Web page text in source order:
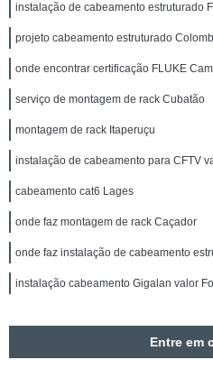
instalação de cabeamento estruturado
projeto cabeamento estruturado
onde encontrar certificação FLUKE
serviço de montagem de rack Cubatão
montagem de rack Itaperuçu
instalação de cabeamento para CFTV
cabeamento cat6 Lages
onde faz montagem de rack Caçador
onde faz instalação de cabeamento
instalação cabeamento Gigalan valor
Entre em